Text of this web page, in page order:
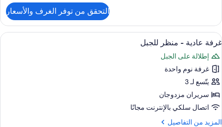
للمدينة
جناح
جونيور
-
غرفة
نوم
واحدة
منظر
للمدينة
التحقق من توفر الغرف والأسعار
استعراض
جميع
صور
غرفة
عادية
-
منظر
للجبل
ميني بار ومكتب وستائر تعتيم ومكواة/
1
غرفة عادية - منظر للجبل
إطلالة على الجبل
غرفة نوم واحدة
يتّسع لـ 3
سريران مزدوجان
اتصال سلكي بالإنترنت مجانًا
المزيد من التفاصيل
المزيد